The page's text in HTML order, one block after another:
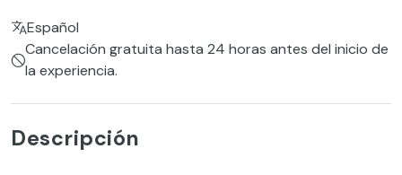
Español
Cancelación gratuita hasta 24 horas antes del inicio de
la experiencia.
Descripción